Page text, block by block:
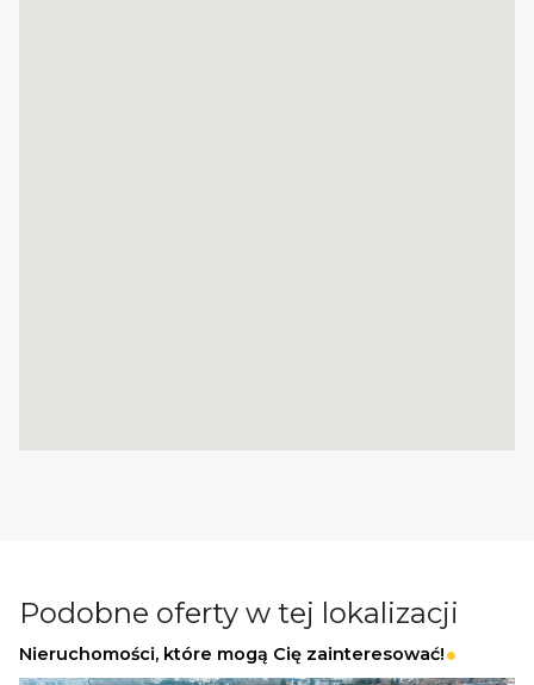
CENĘ.
Wszystkie nasze transakcje są objęte
ubezpieczeniem OC w PZU.
Podobne oferty w tej lokalizacji
Nieruchomości, które mogą Cię zainteresować!